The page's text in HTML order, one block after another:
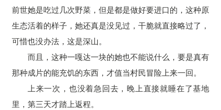
前世她是吃过几次野菜，但是都是做好要进口的，这种原
生态活着的样子，她还真是没见过，干脆就直接略过了，
可惜也没办法，这是深山。
而且，这种一嘎达一块的她也不能说什么，要是真有
那种成片的能充饥的东西，才值当村民冒险上来一回。
上来一次，也没着急回去，晚上直接就睡在了基地
里，第三天才踏上返程。